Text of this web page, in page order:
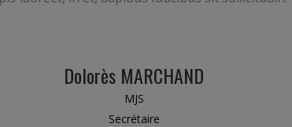
Dolorès MARCHAND
MJS
Secrétaire